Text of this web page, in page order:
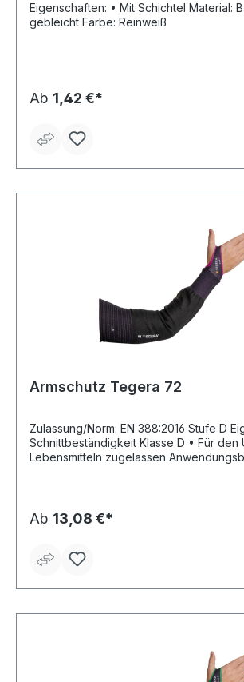
Eigenschaften: • Mit Schichtel Material: Baumwolltrikot
gebleicht Farbe: Reinweiß
Ab 1,42 €*
Armschutz Tegera 72
Zulassung/Norm: EN 388:2016 Stufe D Eigenschaften: •
Schnittbeständigkeit Klasse D • Für den Umgang mit
Lebensmitteln zugelassen Anwendungsbereiche:
Gebäude und Konstruktion, Logistik, Bereich mit Gefahr
von Schnittverletzungen, Schutz vor Schnittwunden,
Polyester, Spandex, rostfreier
Ab 13,08 €*